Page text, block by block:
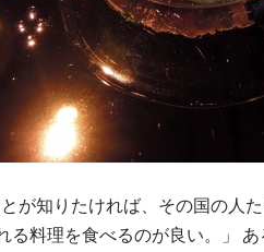
が知りたければ、その国の人
る料理を食べるのが良い。」